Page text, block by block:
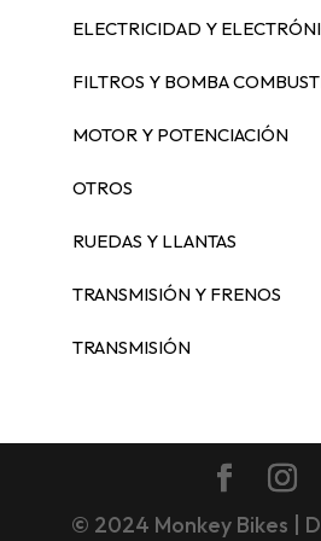
ELECTRICIDAD Y
FILTROS Y BOMBA
MOTOR Y POTENCIACIÓN
OTROS
RUEDAS Y LLANTAS
TRANSMISIÓN Y FRENOS
TRANSMISIÓN
© 2024 Monkey Bikes |